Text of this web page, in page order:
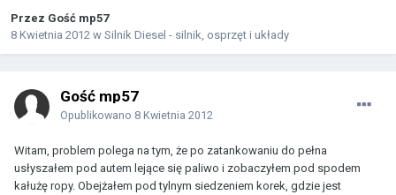
Przez Gość mp57
8 Kwietnia 2012 w Silnik Diesel - silnik, osprzęt i układy
Gość mp57
Opublikowano 8 Kwietnia 2012
Witam, problem polega na tym, że po zatankowaniu do pełna
usłyszałem pod autem lejące się paliwo i zobaczyłem pod spodem
kałużę ropy. Obejżałem pod tylnym siedzeniem korek, gdzie jest